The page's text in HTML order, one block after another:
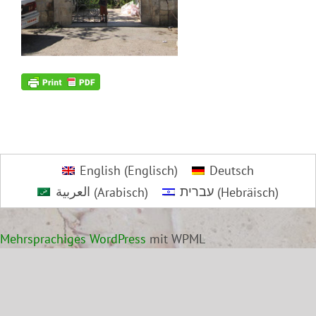
English (Englisch)
Deutsch
العربية (Arabisch) עברית(Hebräisch)
Mehrsprachiges WordPress mit WPML